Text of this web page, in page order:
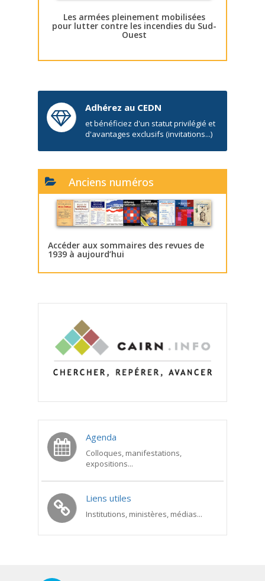
Les armées pleinement mobilisées
pour lutter contre les incendies du Sud-
Ouest
Adhérez au CEDN
et bénéficiez d'un statut privilégié et
d'avantages exclusifs (invitations...)
Anciens numéros
Accéder aux sommaires des revues de
1939 à aujourd’hui
Agenda
Colloques, manifestations,
expositions...
Liens utiles
Institutions, ministères, médias...